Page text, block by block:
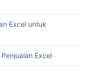
Excel untuk
Excel